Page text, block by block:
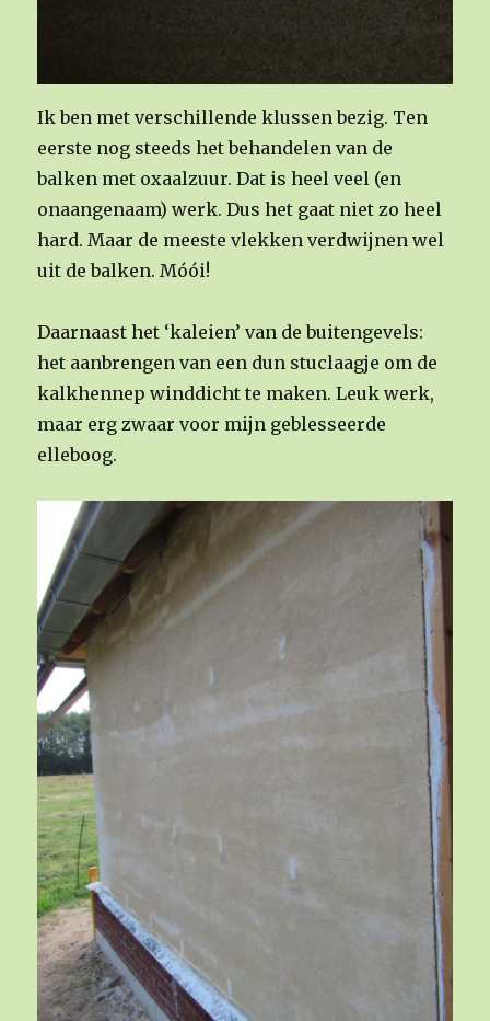
Ik ben met verschillende klussen bezig. Ten
eerste nog steeds het behandelen van de
balken met oxaalzuur. Dat is heel veel (en
onaangenaam) werk. Dus het gaat niet zo heel
hard. Maar de meeste vlekken verdwijnen wel
uit de balken. Móói!
Daarnaast het ‘kaleien’ van de buitengevels:
het aanbrengen van een dun stuclaagje om de
kalkhennep winddicht te maken. Leuk werk,
maar erg zwaar voor mijn geblesseerde
elleboog.